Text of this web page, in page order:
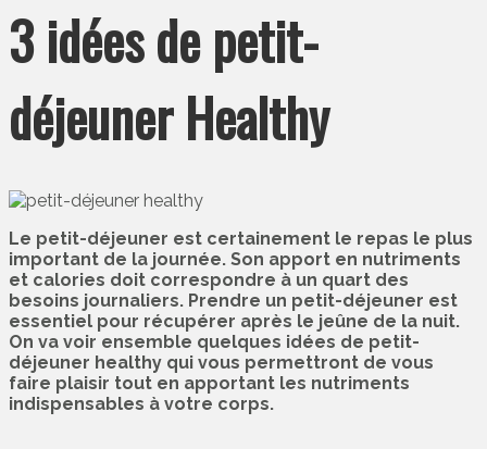
3 idées de petit-
déjeuner Healthy
Le petit-déjeuner est certainement le repas le plus
important de la journée. Son apport en nutriments
et calories doit correspondre à un quart des
besoins journaliers. Prendre un petit-déjeuner est
essentiel pour récupérer après le jeûne de la nuit.
On va voir ensemble quelques idées de petit-
déjeuner healthy qui vous permettront de vous
faire plaisir tout en apportant les nutriments
indispensables à votre corps.